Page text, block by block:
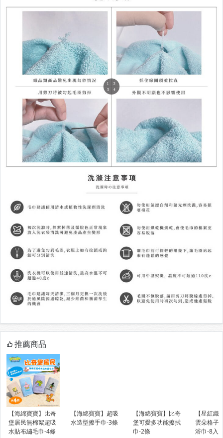
推薦商品
【海綿寶寶】比奇
堡居民無棉絮超吸
水貼布繡毛巾-4條
【海綿寶寶】超吸
水造型擦手巾-3條
【海綿寶寶】比奇
堡可愛多功能擦拭
巾-2條
【星紅織
雲朵格子
浴巾-8入